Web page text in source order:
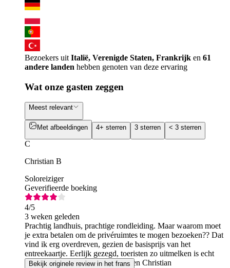
Bezoekers uit Italië, Verenigde Staten, Frankrijk en 61
andere landen hebben genoten van deze ervaring
Wat onze gasten zeggen
Meest relevant
Met afbeeldingen 4+ sterren 3 sterren < 3 sterren
C
Christian B
Soloreiziger
Geverifieerde boeking
4/5
3 weken geleden
Prachtig landhuis, prachtige rondleiding. Maar waarom moet
je extra betalen om de privéruimtes te mogen bezoeken?? Dat
vind ik erg overdreven, gezien de basisprijs van het
entreekaartje. Eerlijk gezegd, toeristen zo uitmelken is echt
overdreven. Bedankt voor het lezen Christian
Bekijk originele review in het frans